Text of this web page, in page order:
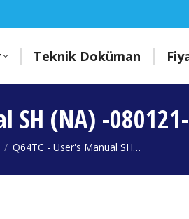
Teknik Doküman
SH (NA) -
Q64TC - User's Manual SH…